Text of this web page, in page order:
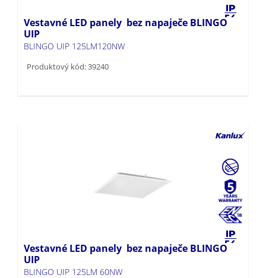
Vestavné LED panely bez napaječe BLINGO
UIP
BLINGO UIP 125LM120NW
Produktový kód: 39240
Vestavné LED panely bez napaječe BLINGO
UIP
BLINGO UIP 125LM 60NW